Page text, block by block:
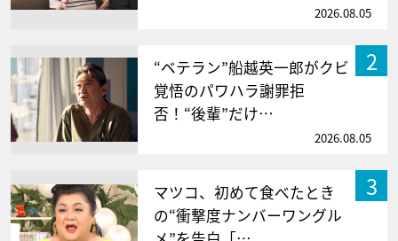
2026.08.05
2
“ベテラン”船越英一郎がクビ
覚悟のパワハラ謝罪拒
否！“後輩”だけ…
2026.08.05
3
マツコ、初めて食べたとき
の“衝撃度ナンバーワングル